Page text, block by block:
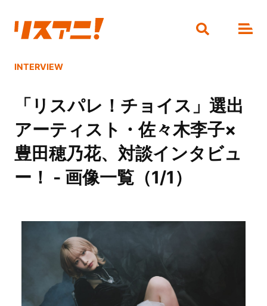
INTERVIEW
「リスパレ！チョイス」選出
アーティスト・佐々木李子×
豊田穂乃花、対談インタビュ
ー！ - 画像一覧（1/1）